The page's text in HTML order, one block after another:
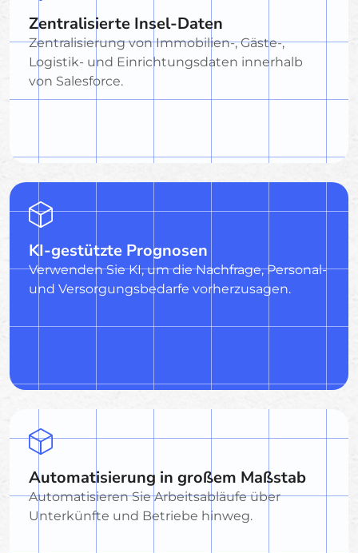
Zentralisierte Insel-Daten
Zentralisierung von Immobilien-, Gäste-,
Logistik- und Einrichtungsdaten innerhalb
von Salesforce.
KI-gestützte Prognosen
Verwenden Sie KI, um die Nachfrage, Personal-
und Versorgungsbedarfe vorherzusagen.
Automatisierung in großem Maßstab
Automatisieren Sie Arbeitsabläufe über
Unterkünfte und Betriebe hinweg.